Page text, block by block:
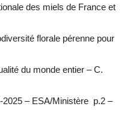
des miels de France et
florale pérenne pour
du monde entier – C.
2025 – ESA/Ministère p.2 –